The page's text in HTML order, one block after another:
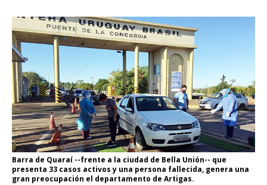
Barra de Quaraí --frente a la ciudad de Bella Unión-- que
presenta 33 casos activos y una persona fallecida, genera una
gran preocupación el departamento de Artigas.